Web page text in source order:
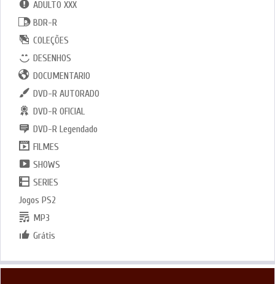
ADULTO XXX
BDR-R
COLEÇÕES
DESENHOS
DOCUMENTARIO
DVD-R AUTORADO
DVD-R OFICIAL
DVD-R Legendado
FILMES
SHOWS
SERIES
Jogos PS2
MP3
Grátis